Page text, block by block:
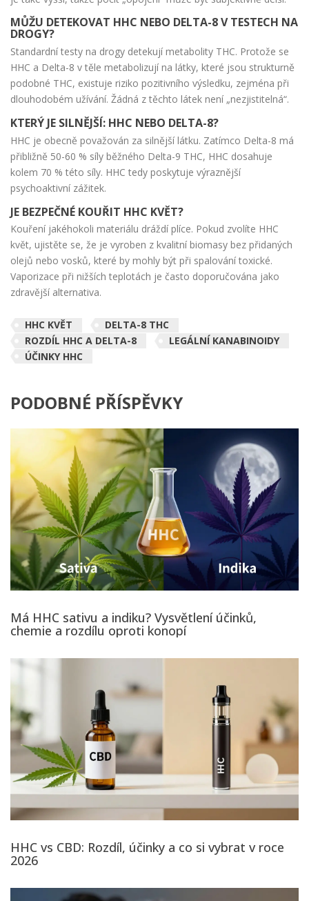
MŮŽU DETEKOVAT HHC NEBO DELTA-8 V TESTECH NA
DROGY?
Standardní testy na drogy detekují metabolity THC. Protože se
HHC a Delta-8 v těle metabolizují na látky, které jsou strukturně
podobné THC, existuje riziko pozitivního výsledku, zejména při
dlouhodobém užívání. Žádná z těchto látek není „nezjistitelná“.
KTERÝ JE SILNĚJŠÍ: HHC NEBO DELTA-8?
HHC je obecně považován za silnější látku. Zatímco Delta-8 má
přibližně 50-60 % síly běžného Delta-9 THC, HHC dosahuje
kolem 70 % této síly. HHC tedy poskytuje výraznější
psychoaktivní zážitek.
JE BEZPEČNÉ KOUŘIT HHC KVĚT?
Kouření jakéhokoli materiálu dráždí plíce. Pokud zvolíte HHC
květ, ujistěte se, že je vyroben z kvalitní biomasy bez přidaných
olejů nebo vosků, které by mohly být při spalování toxické.
Vaporizace při nižších teplotách je často doporučována jako
zdravější alternativa.
HHC KVĚT
DELTA-8 THC
ROZDÍL HHC A DELTA-8
LEGÁLNÍ KANABINOIDY
ÚČINKY HHC
PODOBNÉ PŘÍSPĚVKY
Má HHC sativu a indiku? Vysvětlení účinků,
chemie a rozdílu oproti konopí
HHC vs CBD: Rozdíl, účinky a co si vybrat v roce
2026